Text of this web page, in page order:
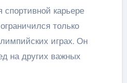
карьере
только
играх. Он
на других важных